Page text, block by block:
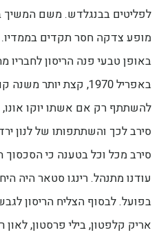
לפליטים בבנגלדש. משם המשיך
מופע צדקה חסר תקדים בממדיו.
באופן טבעי פנה הריסון
באפריל 1970, קצת יותר
להשתתף רק אם אשתו יוקו אונו,
סירב לכך והשתתפותו של לנון
סירב מכל וכל בטענה כי
עודנו מתנהל. רינגו סטאר היה
בפועל. לבסוף הצליח הריסון
אריק קלפטון, בילי פרסטון, לאון